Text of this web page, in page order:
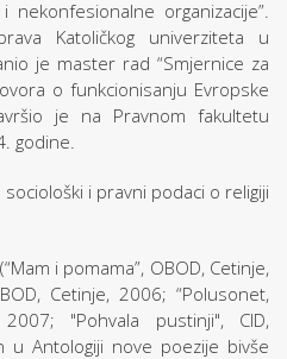
organizacije”.
Katoličkog univerziteta u
je master rad “Smjernice za
o funkcionisanju Evropske
je na Pravnom fakultetu
godine.
i pravni podaci o religiji
i pomama”, OBOD, Cetinje,
Cetinje, 2006; “Polusonet,
2007; "Pohvala pustinji", CID,
u Antologiji nove poezije bivše